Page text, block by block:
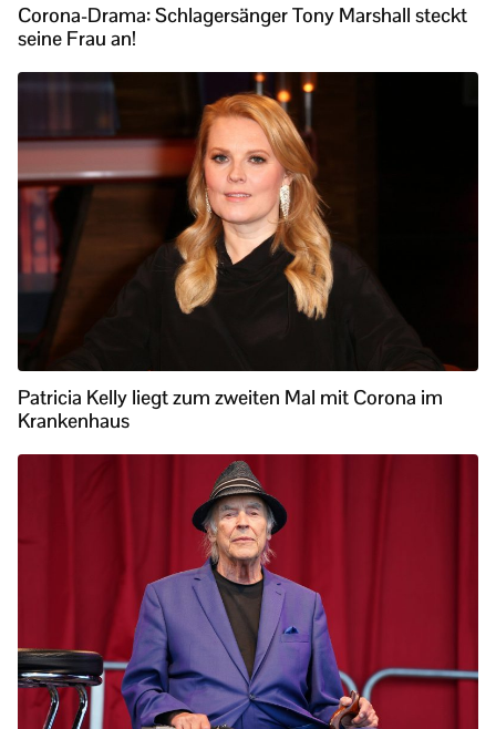
Corona-Drama: Schlagersänger Tony Marshall steckt
seine Frau an!
Patricia Kelly liegt zum zweiten Mal mit Corona im
Krankenhaus